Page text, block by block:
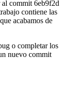
al commit 6eb9f2d
contiene las
acabamos de
o completar los
nuevo commit